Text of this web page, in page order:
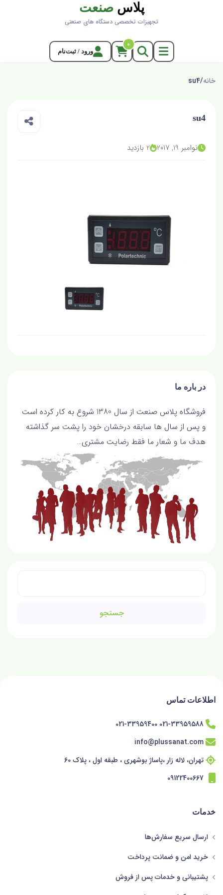
پلاس صنعت
تجهیزات تخصصی دستگاه های صنعتی
0
ورود / ثبت‌نام
خانه/
su4
su4
نوامبر 19, 2017 2 بازدید
در باره ما
فروشگاه پلاس صنعت از سال 1380 شروع به کار کرده است
و پس از سال ها سابقه درخشان خود را پشت سر گذاشته
هدف ما و شعار ما فقط رضايت مشتري…
اطلاعات تماس
021-33959588 021-33959400
info@plussanat.com
تهران، لاله زار ،پاساژ بوشهری ، طبقه اول ، پلاک 60
09122400667
خدمات
ارسال سریع سفارش‌ها
خرید امن و ضمانت پرداخت
پشتیبانی و خدمات پس از فروش